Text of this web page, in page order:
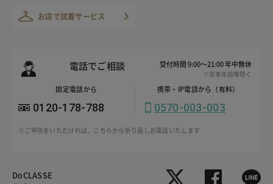
お店で試着サービス
電話でご相談 受付時間 9:00～21:00 年中無休
※年末年始等除く
固定電話から
0120-178-788
携帯・IP電話から（有料）
0570-003-003
※ご申告をいただければ、こちらから折り返しお電話いたします
DoCLASSE